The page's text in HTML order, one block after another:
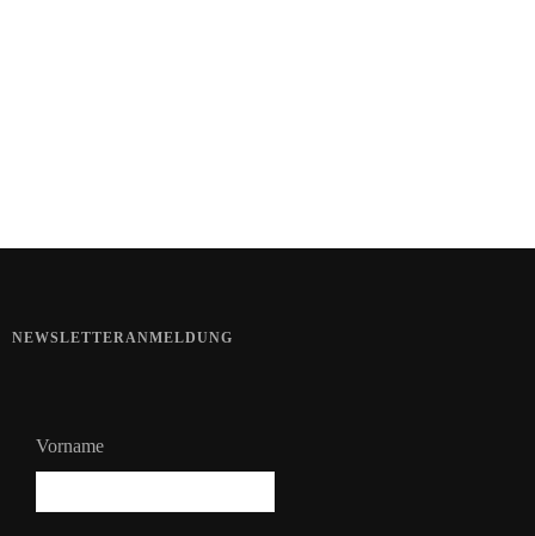
NEWSLETTERANMELDUNG
Vorname